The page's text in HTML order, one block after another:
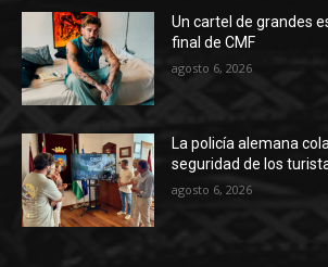
Un cartel de grandes
final de CMF
agosto 6, 2026
La policía alemana
seguridad de los
agosto 6, 2026